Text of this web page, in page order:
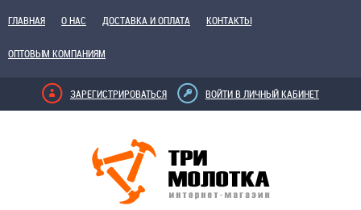
ГЛАВНАЯ О НАС ДОСТАВКА И ОПЛАТА КОНТАКТЫ
ОПТОВЫМ КОМПАНИЯМ
ЗАРЕГИСТРИРОВАТЬСЯ ВОЙТИ В ЛИЧНЫЙ КАБИНЕТ